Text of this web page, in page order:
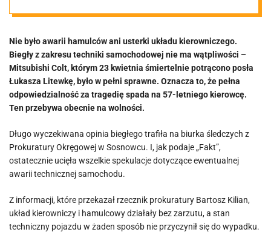
posła Litewki.
Jest ważna
ekspertyza
Nie było awarii hamulców ani usterki układu kierowniczego.
Biegły z zakresu techniki samochodowej nie ma wątpliwości –
Mitsubishi Colt, którym 23 kwietnia śmiertelnie potrącono posła
Łukasza Litewkę, było w pełni sprawne. Oznacza to, że pełna
odpowiedzialność za tragedię spada na 57-letniego kierowcę.
Ten przebywa obecnie na wolności.
Długo wyczekiwana opinia biegłego trafiła na biurka śledczych z
Prokuratury Okręgowej w Sosnowcu. I, jak podaje „Fakt”,
ostatecznie ucięła wszelkie spekulacje dotyczące ewentualnej
awarii technicznej samochodu.
Z informacji, które przekazał rzecznik prokuratury Bartosz Kilian,
układ kierowniczy i hamulcowy działały bez zarzutu, a stan
techniczny pojazdu w żaden sposób nie przyczynił się do wypadku.